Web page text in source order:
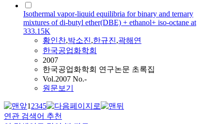
Isothermal vapor-liquid equilibria for binary and ternary
mixtures of di-butyl ether(DBE) + ethanol+ iso-octane at
333.15K
황인찬,박소진,한규진,곽해연
한국공업화학회
2007
한국공업화학회 연구논문 초록집
Vol.2007 No.-
원문보기
12345
연관 검색어 추천